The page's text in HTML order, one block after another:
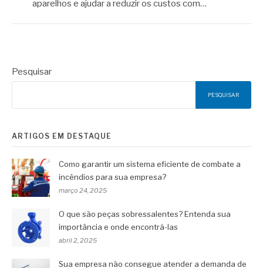
aparelhos e ajudar a reduzir os custos com…
Pesquisar
PESQUISAR
ARTIGOS EM DESTAQUE
Como garantir um sistema eficiente de combate a
incêndios para sua empresa?
março 24, 2025
O que são peças sobressalentes? Entenda sua
importância e onde encontrá-las
abril 2, 2025
Sua empresa não consegue atender a demanda de